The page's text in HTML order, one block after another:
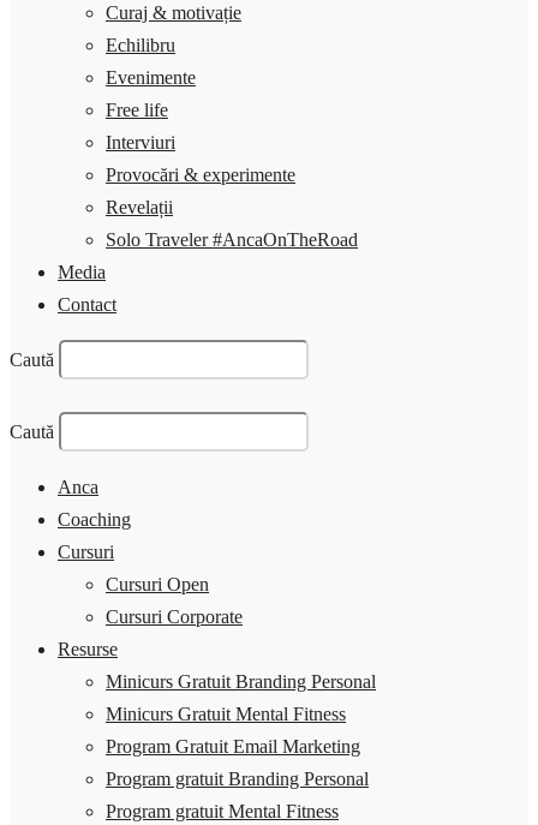
Curaj & motivație
Echilibru
Evenimente
Free life
Interviuri
Provocări & experimente
Revelații
Solo Traveler #AncaOnTheRoad
Media
Contact
Caută
Caută
Anca
Coaching
Cursuri
Cursuri Open
Cursuri Corporate
Resurse
Minicurs Gratuit Branding Personal
Minicurs Gratuit Mental Fitness
Program Gratuit Email Marketing
Program gratuit Branding Personal
Program gratuit Mental Fitness